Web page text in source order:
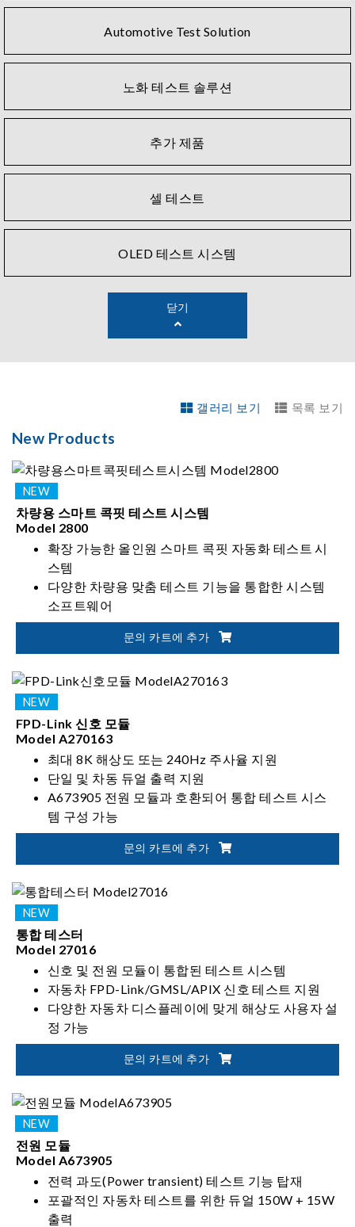
Automotive Test Solution
노화 테스트 솔루션
추가 제품
셀 테스트
OLED 테스트 시스템
닫기
갤러리 보기 목록 보기
New Products
차량용 스마트 콕핏 테스트 시스템
Model 2800
확장 가능한 올인원 스마트 콕핏 자동화 테스트 시
스템
다양한 차량용 맞춤 테스트 기능을 통합한 시스템
소프트웨어
영상 신호, 전원, 오디오, Wi-Fi 등 다양한 항목의 통
합 테스트 지원
가능
문의 카트에 추가
FPD-Link 신호 모듈
Model A270163
최대 8K 해상도 또는 240Hz 주사율 지원
단일 및 차동 듀얼 출력 지원
A673905 전원 모듈과 호환되어 통합 테스트 시스
템 구성 가능
설정 가능한 lane 속도: 13.5 / 12.528 / 10.8 / 6.75 /
문의 카트에 추가
통합 테스터
Model 27016
신호 및 전원 모듈이 통합된 테스트 시스템
자동차 FPD-Link/GMSL/APIX 신호 테스트 지원
다양한 자동차 디스플레이에 맞게 해상도 사용자 설
정 가능
고속 전원 과도 준수(High-speed power transient
compliance) 테스트문의 카트에 추가
전원 모듈
Model A673905
전력 과도(Power transient) 테스트 기능 탑재
포괄적인 자동차 테스트를 위한 듀얼 150W + 15W
출력